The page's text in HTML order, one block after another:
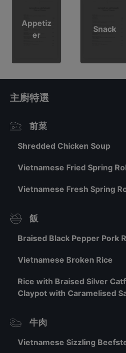
Appetiz
er
Snack
主廚特選
前菜
Shredded Chicken Soup
Vietnamese Fried Spring
Vietnamese Fresh Spring
飯
Braised Black Pepper Pork
Vietnamese Broken Rice
Rice with Braised Silver
Claypot with Caramelised
牛肉
Vietnamese Sizzling